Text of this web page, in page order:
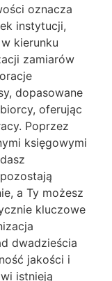
oznacza
instytucji,
kierunku
zamiarów
dopasowane
oferując
Poprzez
księgowymi
a Ty możesz
kluczowe
dwadzieścia
jakości i
istnieją